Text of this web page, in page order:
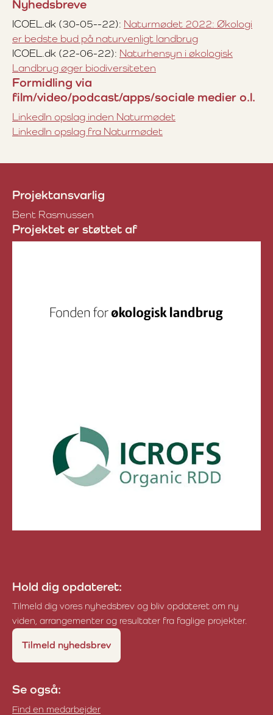
Nyhedsbreve
ICOEL.dk (30-05--22): Naturmødet 2022: Økologi
er bedste bud på naturvenligt landbrug
ICOEL.dk (22-06-22): Naturhensyn i økologisk
Landbrug øger biodiversiteten
Formidling via
film/video/podcast/apps/sociale medier o.l.
LinkedIn opslag inden Naturmødet
LinkedIn opslag fra Naturmødet
Projektansvarlig
Bent Rasmussen
Projektet er støttet af
Hold dig opdateret:
Tilmeld dig vores nyhedsbrev og bliv opdateret om ny
viden, arrangementer og resultater fra faglige projekter.
Tilmeld nyhedsbrev
Se også:
Find en medarbejder